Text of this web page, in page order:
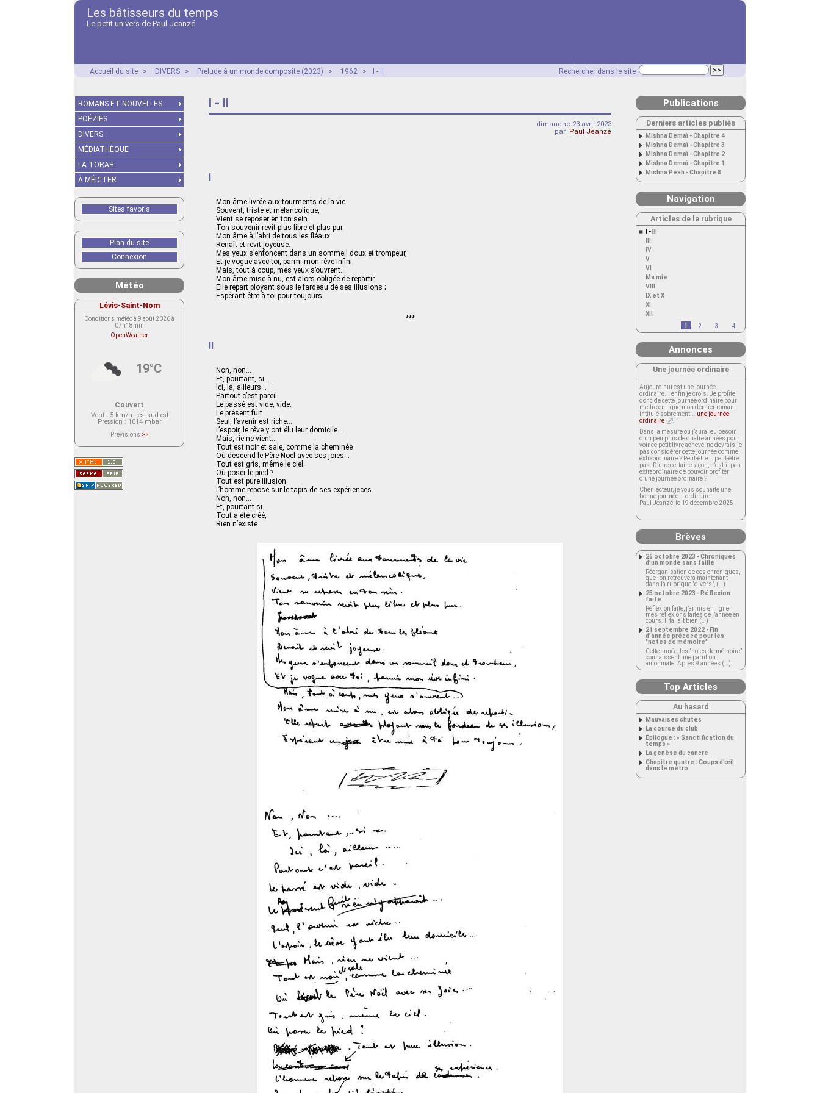
Les bâtisseurs du temps
Le petit univers de Paul Jeanzé
Rechercher dans le site
Accueil du site > DIVERS > Prélude à un monde composite (2023) > 1962 > I - II
I - II
dimanche 23 avril 2023
par Paul Jeanzé
Mon âme livrée aux tourments de la vie
Souvent, triste et mélancolique,
Vient se reposer en ton sein.
Ton souvenir revit plus libre et plus pur.
Mon âme à l’abri de tous les fléaux
Renaît et revit joyeuse.
Mes yeux s’enfoncent dans un sommeil doux et trompeur,
Et je vogue avec toi, parmi mon rêve infini.
Mais, tout à coup, mes yeux s’ouvrent…
Mon âme mise à nu, est alors obligée de repartir
Elle repart ployant sous le fardeau de ses illusions ;
Espérant être à toi pour toujours.
***
Non, non…
Et, pourtant, si…
Ici, là, ailleurs…
Partout c’est pareil.
Le passé est vide, vide.
Le présent fuit…
Seul, l’avenir est riche…
L’espoir, le rêve y ont élu leur domicile…
Mais, rie ne vient…
Tout est noir et sale, comme la cheminée
Où descend le Père Noël avec ses joies…
Tout est gris, même le ciel.
Où poser le pied ?
Tout est pure illusion.
L’homme repose sur le tapis de ses expériences.
Non, non…
Et, pourtant si…
Tout a été créé,
Rien n’existe.
ROMANS ET NOUVELLES
POÉZIES
DIVERS
MÉDIATHÈQUE
LA TORAH
À MÉDITER
Sites favoris
Plan du site
Connexion
Météo
Lévis-Saint-Nom
Conditions météo à 9 août 2026 à
07h18min
OpenWeather
19°C
Couvert
Vent: 5 km/h - est sud-est
Pression : 1014 mbar
Prévisions >>
actuellement aucune prévision
Saint-Nom.
Veuillez consulter le message du
service ci-dessous.
(401 - Invalid API key. Please see
https://openweathermap.org/faq#error401
Publications
Derniers articles publiés
Mishna Demaï - Chapitre 4
Mishna Demaï - Chapitre 3
Mishna Demaï - Chapitre 2
Mishna Demaï - Chapitre 1
Mishna Péah - Chapitre 8
Navigation
Articles de la rubrique
I - II
IV
V
VI
Ma mie
VIII
IX et X
XI
XII
1
2 3 4
Annonces
Une journée ordinaire
Aujourd’hui est une journée
ordinaire... enfin je crois. Je profite
donc de cette journée ordinaire pour
mettre en ligne mon dernier roman,
intitulé sobrement... une journée
ordinaire
Dans la mesure où j’aurai eu besoin
d’un peu plus de quatre années pour
voir ce petit livre achevé, ne devrais-je
pas considérer cette journée comme
extraordinaire ? Peut-être... peut-être
pas. D’une certaine façon, n’est-il pas
extraordinaire de pouvoir profiter
d’une journée ordinaire ?
Cher lecteur, je vous souhaite une
bonne journée... ordinaire.
Paul Jeanzé, le 19 décembre 2025
Brèves
26 octobre 2023 - Chroniques
d’un monde sans faille
Réorganisation de ces chroniques,
que l’on retrouvera maintenant
dans la rubrique "divers", (…)
25 octobre 2023 - Réflexion
faite
Réflexion faite, j’ai mis en ligne
mes réflexions faites de l’année en
cours. Il fallait bien (…)
21 septembre 2022 - Fin
d’année précoce pour les
"notes de mémoire"
Cette année, les "notes de mémoire"
connaissent une parution
automnale. Après 9 années (…)
Top Articles
Au hasard
Mauvaises chutes
La course du club
Épilogue : « Sanctification du
temps »
La genèse du cancre
Chapitre quatre : Coups d’œil
dans le métro